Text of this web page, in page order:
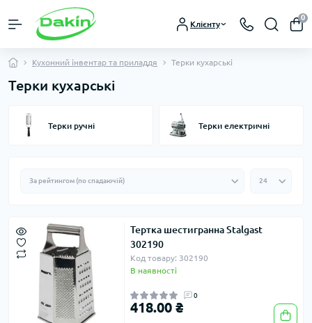
Клієнту
0
Кухонний інвентар та приладдя Терки кухарські
Терки кухарські
Терки ручні Терки електричні
Тертка шестигранна Stalgast
302190
Код товару: 302190
В наявності
0
418.00 ₴